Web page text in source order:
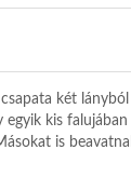
két
egyik kis
is